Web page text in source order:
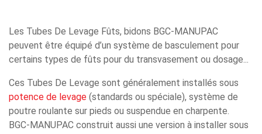
Les Tubes De Levage Fûts, bidons BGC-MANUPAC
peuvent être équipé d’un système de basculement pour
certains types de fûts pour du transvasement ou dosage...
Ces Tubes De Levage sont généralement installés sous
potence de levage (standards ou spéciale), système de
poutre roulante sur pieds ou suspendue en charpente.
BGC-MANUPAC construit aussi une version à installer sous